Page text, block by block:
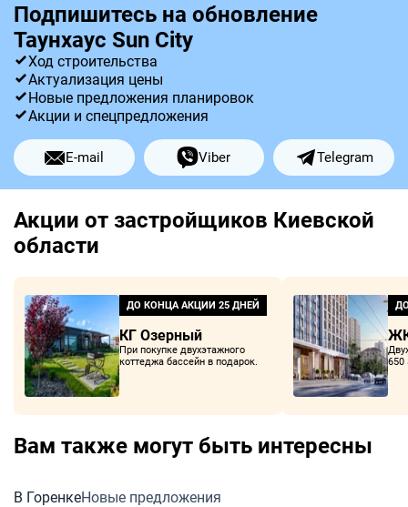
Подпишитесь на обновление
Таунхаус Sun City
Ход строительства
Актуализация цены
Новые предложения планировок
Акции и спецпредложения
E-mail Viber Telegram
Акции от застройщиков Киевской
области
ДО КОНЦА АКЦИИ 25 ДНЕЙ
КГ Озерный
При покупке двухэтажного
коттеджа бассейн в подарок.
650
Вам также могут быть интересны
В ГоренкеНовые предложения